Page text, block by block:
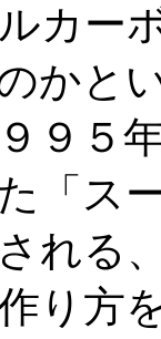
カー
かと
９５
「ス
れる
り方